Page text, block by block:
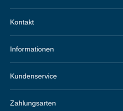
Kontakt
Informationen
Kundenservice
Zahlungsarten